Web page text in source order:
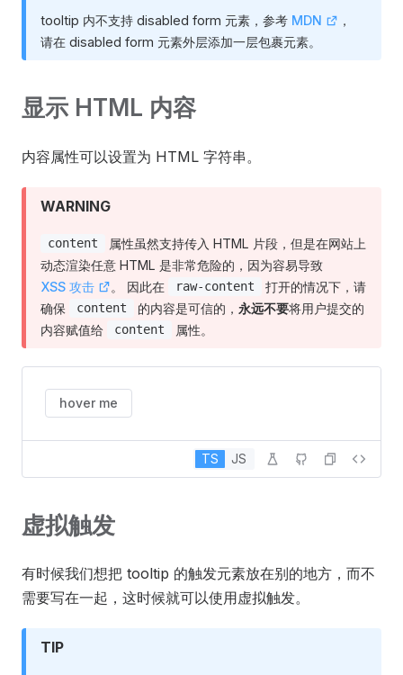
tooltip 内不支持 disabled form 元素，参考 MDN
，
请在 disabled form 元素外层添加一层包裹元素。
显示 HTML 内容
内容属性可以设置为 HTML 字符串。
WARNING
content
属性虽然支持传入 HTML 片段，但是在网站上
动态渲染任意 HTML 是非常危险的，因为容易导致
XSS 攻击
。 因此在 raw-content
打开的情况下，请
确保
content 的内容是可信的， 永远不要将用户提交的
内容赋值给
content 属性。
hover me
TS JS
虚拟触发
有时候我们想把 tooltip 的触发元素放在别的地方，而不
需要写在一起，这时候就可以使用虚拟触发。
TIP